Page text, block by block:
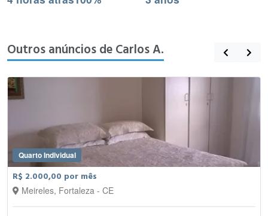
Outros anúncios de Carlos A.
Quarto Individual
R$ 2.000,00 por mês
Meireles, Fortaleza - CE